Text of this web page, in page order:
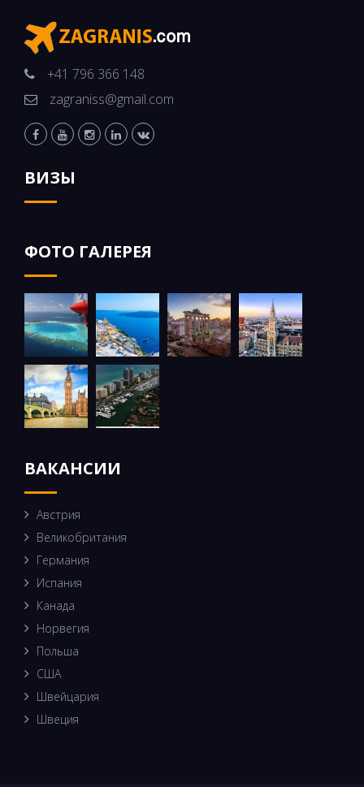
+41 796 366 148
zagraniss@gmail.com
ВИЗЫ
ФОТО ГАЛЕРЕЯ
ВАКАНСИИ
Австрия
Великобритания
Германия
Испания
Канада
Норвегия
Польша
США
Швейцария
Швеция